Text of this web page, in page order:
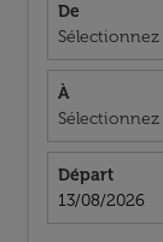
De
Sélectionnez
À
Départ
fc-booking-
13/08/2026